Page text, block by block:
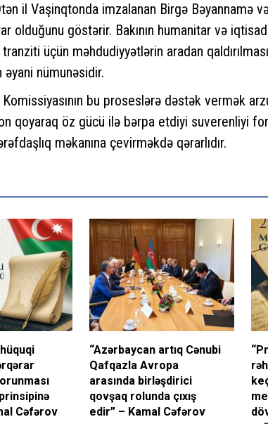
il Vaşinqtonda imzalanan Birgə Bəyannamə
olduğunu göstərir. Bakının humanitar və
üçün məhdudiyyətlərin aradan
əyani nümunəsidir.
bu proseslərə dəstək vermək
qoyaraq öz gücü ilə bərpa etdiyi suverenliyi
məkanına çevirməkdə qərarlıdır.
Cəfərov
“Azərbaycan artıq Cənubi
Qafqazla Avropa
arasında birləşdirici
qovşaq rolunda çıxış
edir” – Kamal Cəfərov